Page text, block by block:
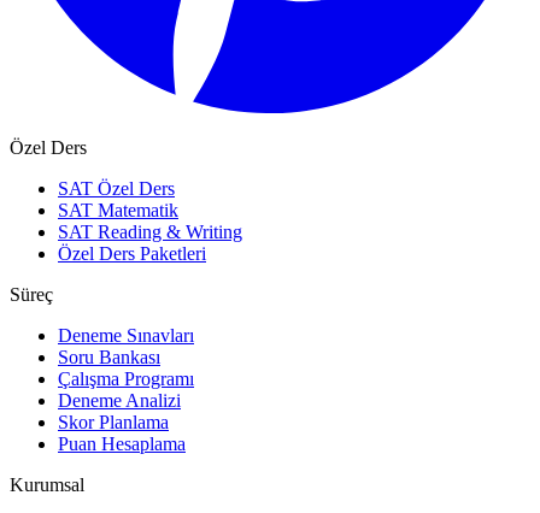
Özel Ders
SAT Özel Ders
SAT Matematik
SAT Reading & Writing
Özel Ders Paketleri
Süreç
Deneme Sınavları
Soru Bankası
Çalışma Programı
Deneme Analizi
Skor Planlama
Puan Hesaplama
Kurumsal